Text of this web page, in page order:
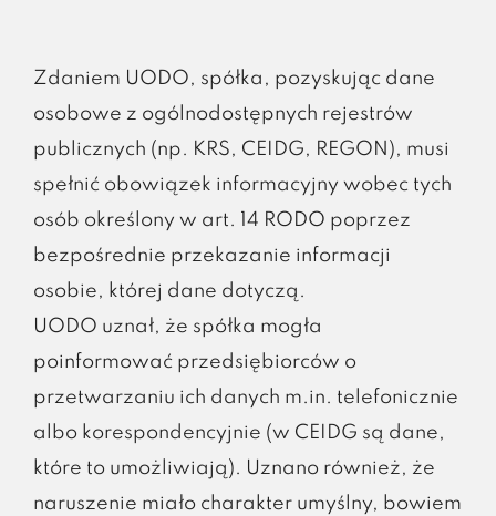
Zdaniem UODO, spółka, pozyskując dane
osobowe z ogólnodostępnych rejestrów
publicznych (np. KRS, CEIDG, REGON), musi
spełnić obowiązek informacyjny wobec tych
osób określony w art. 14 RODO poprzez
bezpośrednie przekazanie informacji
osobie, której dane dotyczą.
UODO uznał, że spółka mogła
poinformować przedsiębiorców o
przetwarzaniu ich danych m.in. telefonicznie
albo korespondencyjnie (w CEIDG są dane,
które to umożliwiają). Uznano również, że
naruszenie miało charakter umyślny, bowiem